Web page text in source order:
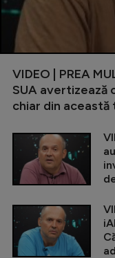
VIDEO | PREA
SUA avertizează
chiar din această